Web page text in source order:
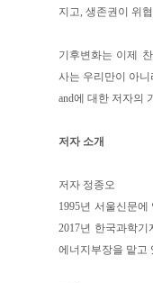
지고, 생존권이 위
기후변화는 이제
사는 우리만이 아
and에 대한 저자의
저자 소개
저자 정종오
1995년 서울신문
2017년 한국과학
에너지부장을 맡고